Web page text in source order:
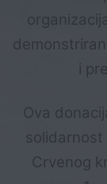
i
Ova
solidarnost
Crvenog